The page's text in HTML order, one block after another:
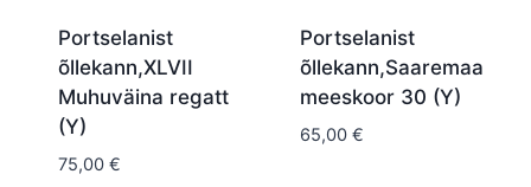
Portselanist
õllekann,XLVII
Muhuväina regatt
(Y)
75,00 €
Portselanist
õllekann,Saaremaa
meeskoor 30 (Y)
65,00 €